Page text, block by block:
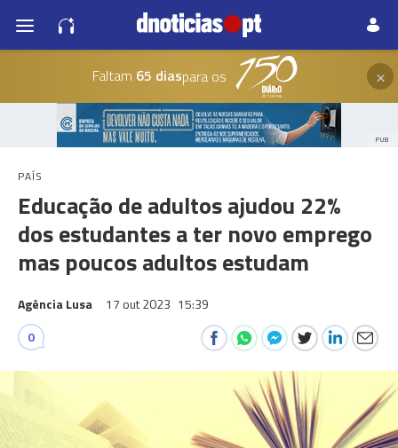
Faltam 65 diaspara os ×
PUB
PAÍS
Educação de adultos ajudou 22%
dos estudantes a ter novo emprego
mas poucos adultos estudam
Agência Lusa 17 out 2023 15:39
0